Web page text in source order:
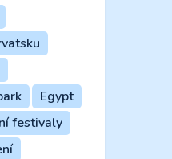
Egypt
festivaly